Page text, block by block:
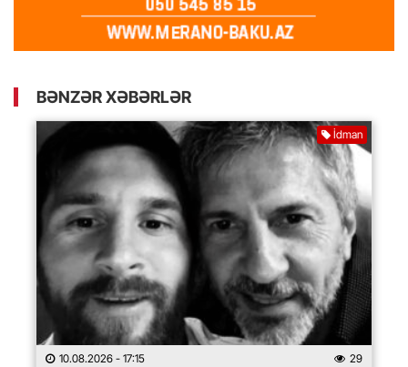
BƏNZƏR XƏBƏRLƏR
İdman
10.08.2026 - 17:15 29